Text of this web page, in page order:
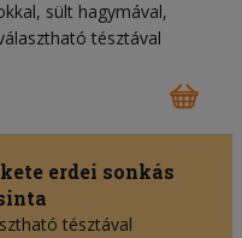
sült hagymával,
tésztával
erdei sonkás
tésztával